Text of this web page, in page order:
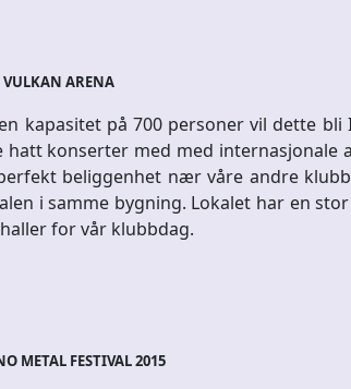
VULKAN ARENA
kapasitet på 700 personer vil dette bli
konserter med med internasjonale
beliggenhet nær våre andre
i samme bygning. Lokalet har en
for vår klubbdag.
METAL FESTIVAL 2015